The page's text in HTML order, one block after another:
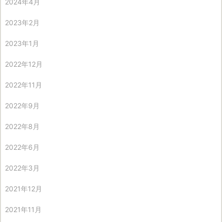
2024年4月
2023年2月
2023年1月
2022年12月
2022年11月
2022年9月
2022年8月
2022年6月
2022年3月
2021年12月
2021年11月